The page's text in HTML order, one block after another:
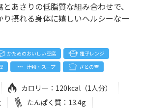
あさりの低脂質な組み合わせで、
り摂れる身体に嬉しいヘルシーな一
かためのおいしい豆腐
電子レンジ
汁物・スープ さとの雪
カロリー： 120kcal（1人分）
たんぱく質： 13.4g